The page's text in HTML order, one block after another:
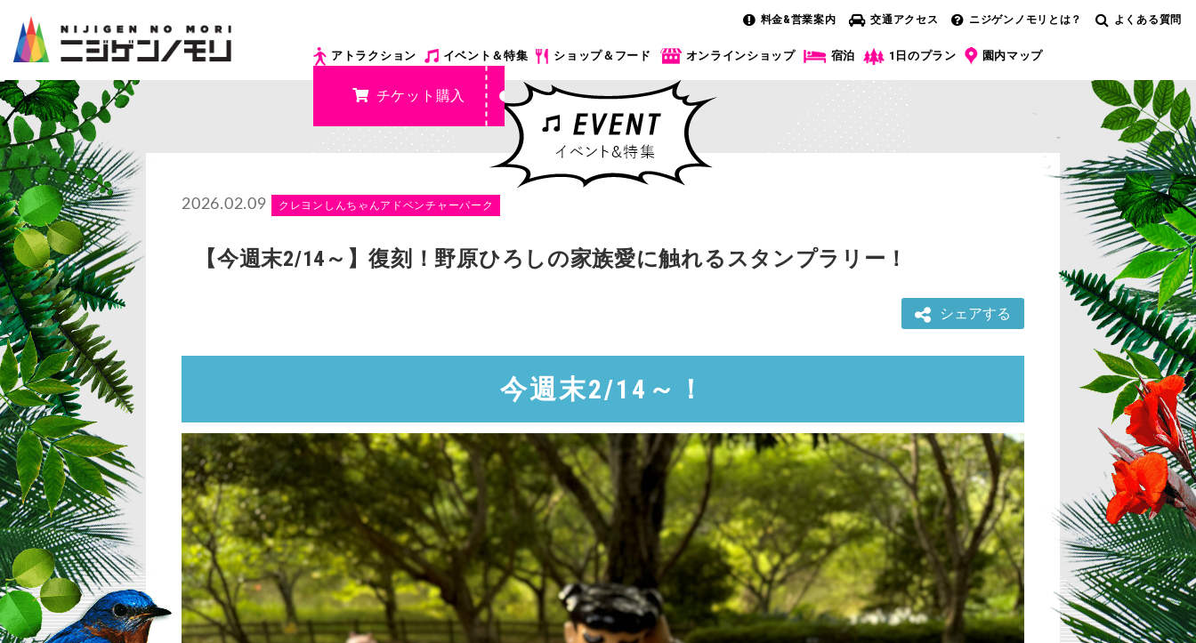
料金&営業案内 交通アクセス ニジゲンノモリとは？ よくある質問
アトラクション イベント＆特集 ショップ＆フード オンラインショップ 宿泊 1日のプラン 園内マップ
チケット購入
2026.02.09 クレヨンしんちゃんアドベンチャーパーク
【今週末2/14～】復刻！野原ひろしの家族愛に触れるスタンプラリー！
シェアする
今週末2/14～！